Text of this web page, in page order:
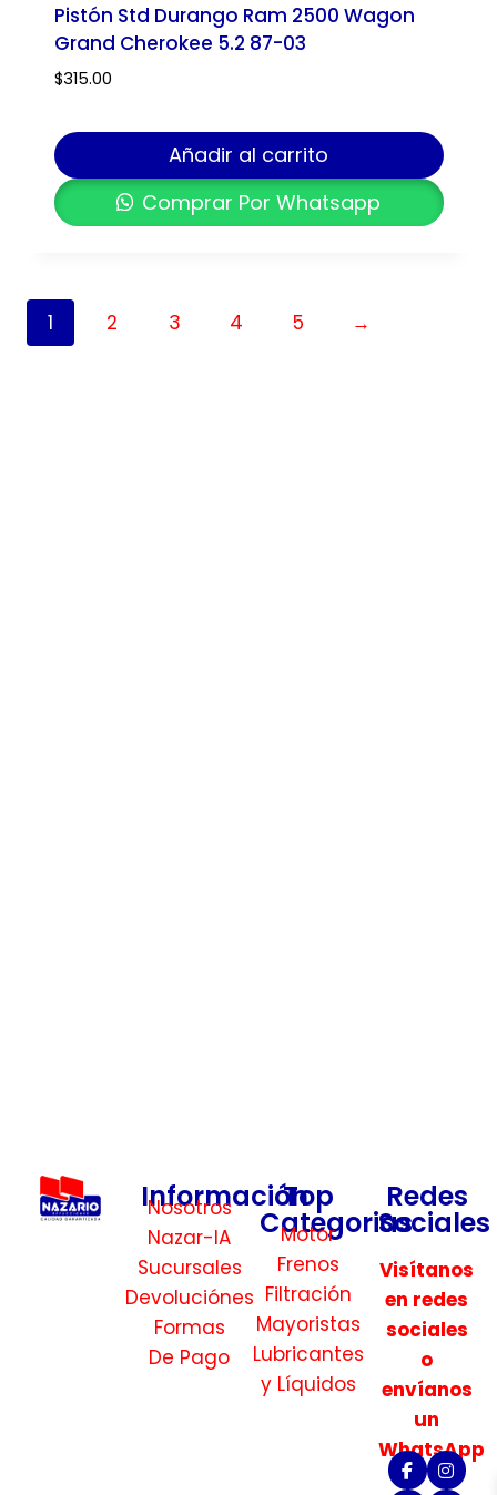
Pistón Std Durango Ram 2500 Wagon
Grand Cherokee 5.2 87-03
$315.00
Añadir al carrito
Comprar Por Whatsapp
1 2 3 4 5 →
Información
Nosotros
Nazar-IA
Sucursales
Devoluciónes
Formas
De Pago
Top
Categorias
Motor
Frenos
Filtración
Mayoristas
Lubricantes
y Líquidos
Redes
Sociales
Visítanos
en redes
sociales
o
envíanos
un
WhatsApp